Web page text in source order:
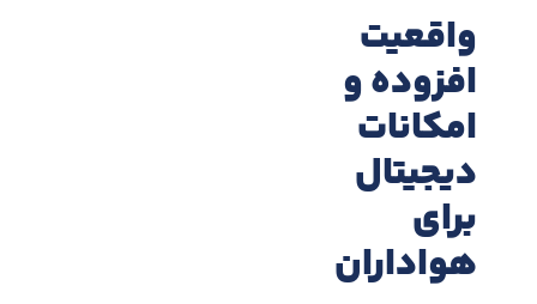
واقعیت
افزوده و
امکانات
دیجیتال
برای
هواداران